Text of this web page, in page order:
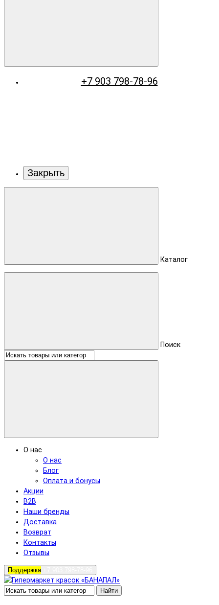
+7 903 798-78-96
Закрыть
Каталог
Поиск
О нас
О нас
Блог
Оплата и бонусы
Акции
B2B
Наши бренды
Доставка
Возврат
Контакты
Отзывы
Поддержка
Найти